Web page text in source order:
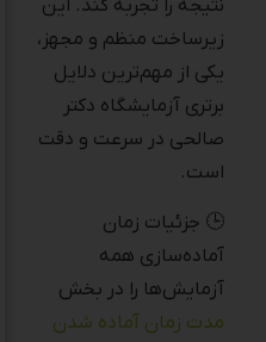
زیرساخت منظم و مجهز،
یکی از مهم‌ترین دلایل
برتری آزمایشگاه دکتر
صالحی در سرعت و دقت
است.
آماده‌سازی همه
آزمایش‌ها را در بخش
مدت زمان آماده‌ شدن
آزمایش‌های مختلف